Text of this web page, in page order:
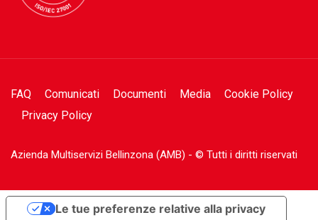
FAQ Comunicati Documenti Media
Cookie Policy
Privacy Policy
Azienda Multiservizi Bellinzona (AMB) - © Tutti i diritti riservati
Le tue preferenze relative alla privacy